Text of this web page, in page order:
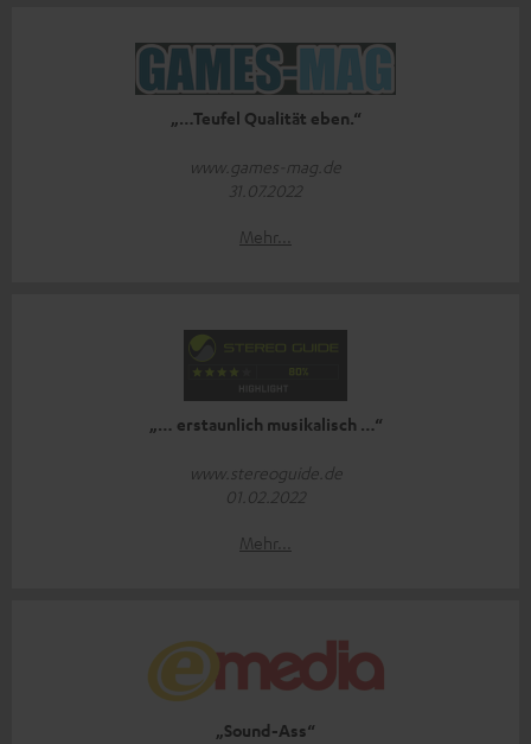
„…Teufel Qualität eben.“
www.games-mag.de
31.07.2022
Mehr...
„… erstaunlich musikalisch …“
www.stereoguide.de
01.02.2022
Mehr...
„Sound-Ass“